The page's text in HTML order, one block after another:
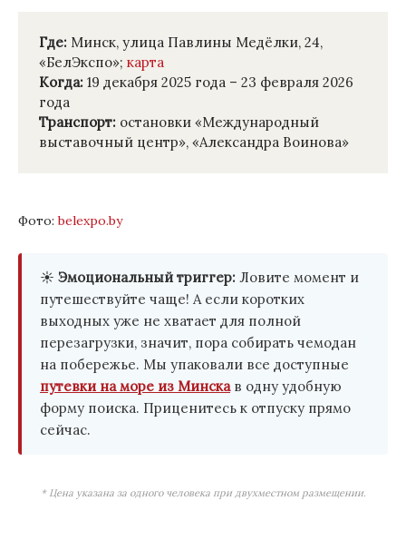
Где: Минск, улица Павлины Медёлки, 24,
«БелЭкспо»; карта
Когда: 19 декабря 2025 года – 23 февраля 2026
года
Транспорт: остановки «Международный
выставочный центр», «Александра Воинова»
Фото:belexpo.by
☀️ Эмоциональный триггер: Ловите момент и
путешествуйте чаще! А если коротких
выходных уже не хватает для полной
перезагрузки, значит, пора собирать чемодан
на побережье. Мы упаковали все доступные
путевки на море из Минскав одну удобную
форму поиска. Приценитесь к отпуску прямо
сейчас.
* Цена указана за одного человека при двухместном размещении.